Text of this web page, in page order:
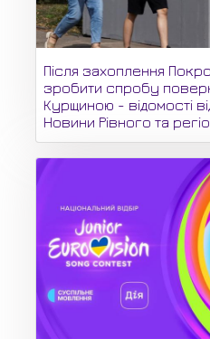
Після захоплення
зробити спробу
Курщиною - відомості
Новини Рівного та